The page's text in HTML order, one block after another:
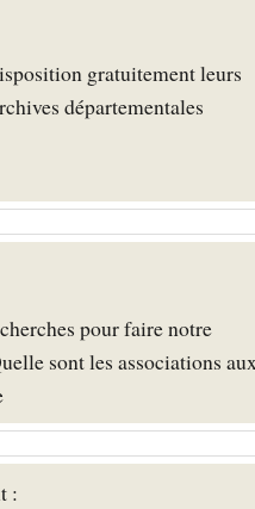
gratuitement leurs
départementales
pour faire notre
sont les associations
: